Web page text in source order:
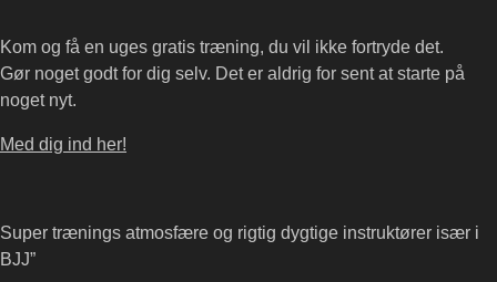
the
product
options
may
page
Kom og få en uges gratis træning, du vil ikke fortryde det.
Gør noget godt for dig selv. Det er aldrig for sent at starte på
noget nyt.
Med dig ind her!
Super trænings atmosfære og rigtig dygtige instruktører især i
BJJ”